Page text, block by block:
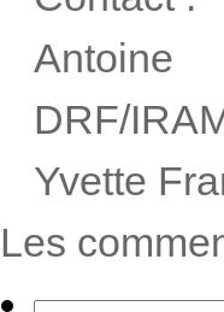
Antoine
DRF/
Yvette
Les